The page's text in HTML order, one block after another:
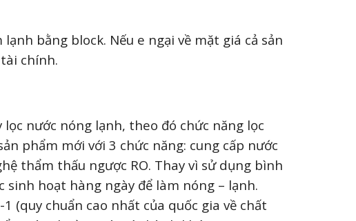
bằng block. Nếu e ngại về mặt giá cả sản
chính.
nước nóng lạnh, theo đó chức năng lọc
phẩm mới với 3 chức năng: cung cấp nước
thẩm thấu ngược RO. Thay vì sử dụng bình
hoạt hàng ngày để làm nóng – lạnh.
(quy chuẩn cao nhất của quốc gia về chất